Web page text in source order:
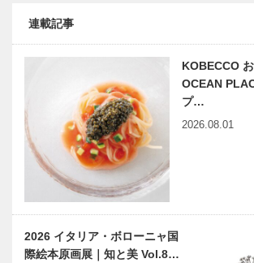
連載記事
KOBECCO お
OCEAN
プ…
2026.08.01
2026 イタリア・ボローニャ国
際絵本原画展｜知と美 Vol.8…